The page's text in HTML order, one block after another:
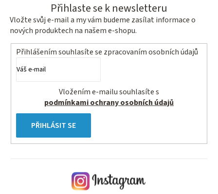
Přihlaste se k newsletteru
Vložte svůj e-mail a my vám budeme zasílat informace o
nových produktech na našem e-shopu.
Přihlášením souhlasíte se zpracovaním osobních údajů
podmínkami ochrany osobních údajů
PŘIHLÁSIT SE